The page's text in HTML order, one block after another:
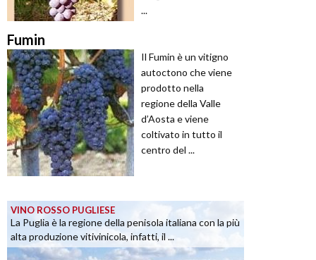
...
Fumin
Il Fumin è un vitigno
autoctono che viene
prodotto nella
regione della Valle
d’Aosta e viene
coltivato in tutto il
centro del ...
VINO ROSSO PUGLIESE
La Puglia è la regione della penisola italiana con la più
alta produzione vitivinicola, infatti, il ...